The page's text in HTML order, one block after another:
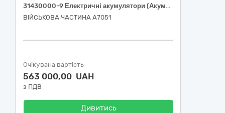
31430000-9 Електричні акумулятори (Акумулятор для БпЛА L-NMC Vampire 80 000 mAh 6s1p + Cig Socket (прикурювач) (сумісна з БпЛА «Вампір») (засоби спеціального призначення))
ВІЙСЬКОВА ЧАСТИНА А7051
Очікувана вартість
563 000,00 UAH
з ПДВ
Дивитись